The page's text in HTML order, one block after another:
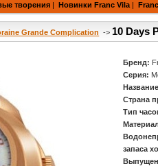
творения | Новинки Franc Vila |
Grande Complication -> 10 Days
Бренд:
Серия:
Страна
Тип
запаса